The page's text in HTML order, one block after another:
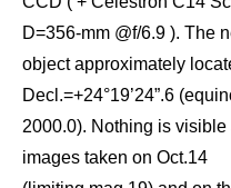
D=356-mm @f/6.9 ). The
object approximately
Decl.=+24°19’24”.6
2000.0). Nothing is
images taken on Oct.14